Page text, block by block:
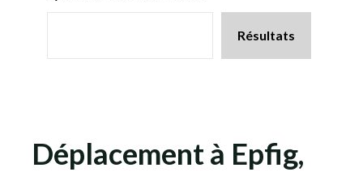
Résultats
Déplacement à Epfig,